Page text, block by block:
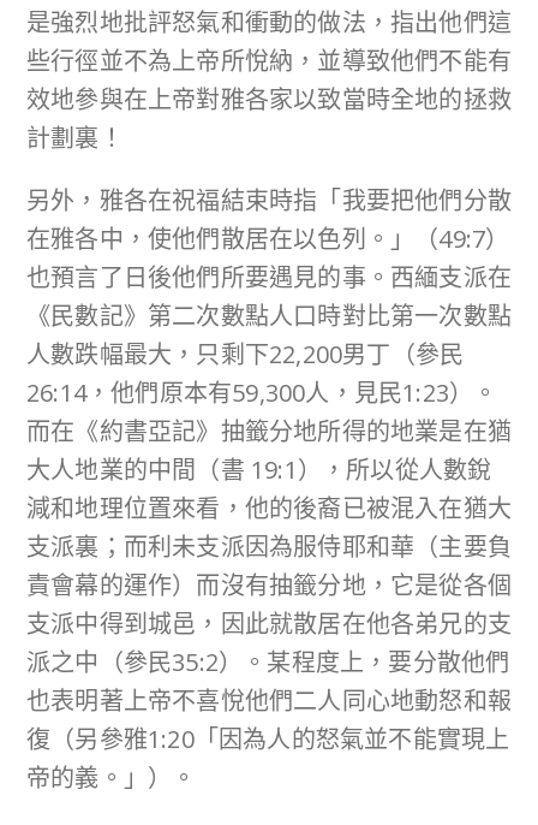
是強烈地批評怒氣和衝動的做法，指出他們這
些行徑並不為上帝所悅納，並導致他們不能有
效地參與在上帝對雅各家以致當時全地的拯救
計劃裏！
另外，雅各在祝福結束時指「我要把他們分散
在雅各中，使他們散居在以色列。」（49:7）
也預言了日後他們所要遇見的事。西緬支派在
《民數記》第二次數點人口時對比第一次數點
人數跌幅最大，只剩下22,200男丁（參民
26:14，他們原本有59,300人，見民1:23）。
而在《約書亞記》抽籤分地所得的地業是在猶
大人地業的中間（書 19:1），所以從人數銳
減和地理位置來看，他的後裔已被混入在猶大
支派裏；而利未支派因為服侍耶和華（主要負
責會幕的運作）而沒有抽籤分地，它是從各個
支派中得到城邑，因此就散居在他各弟兄的支
派之中（參民35:2）。某程度上，要分散他們
也表明著上帝不喜悅他們二人同心地動怒和報
復（另參雅1:20「因為人的怒氣並不能實現上
帝的義。」）。